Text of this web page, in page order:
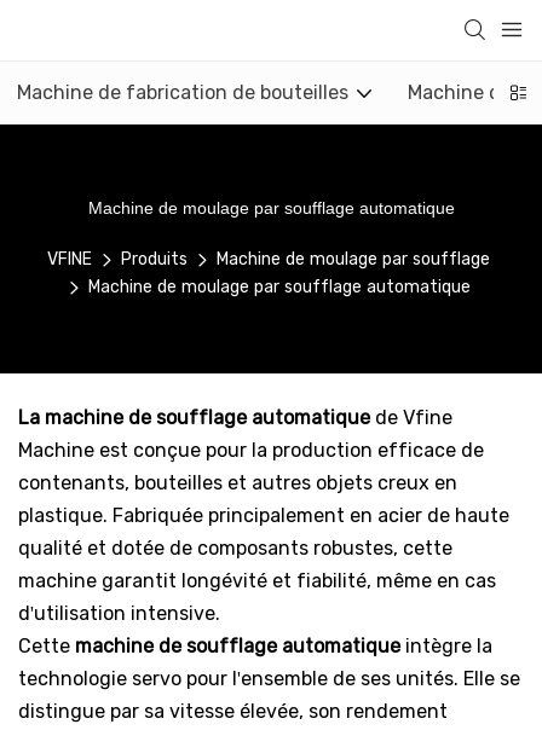
Machine de fabrication de bouteilles Machine de
Machine de moulage par soufflage automatique
VFINE Produits
Machine de moulage par soufflage
Machine de moulage par soufflage automatique
La machine de soufflage automatiquede Vfine
Machine est conçue pour la production efficace de
contenants, bouteilles et autres objets creux en
plastique. Fabriquée principalement en acier de haute
qualité et dotée de composants robustes, cette
machine garantit longévité et fiabilité, même en cas
d'utilisation intensive.
Cette machine de soufflage automatiqueintègre la
technologie servo pour l'ensemble de ses unités. Elle se
distingue par sa vitesse élevée, son rendement